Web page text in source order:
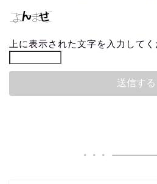
上に表示された文字を入力してく